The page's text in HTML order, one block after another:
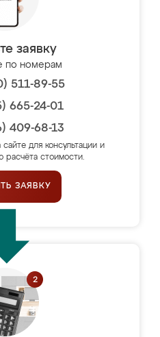
заявку
по номерам
511-89-55
665-24-01
409-68-13
сайте для консультации и
расчёта стоимости.
ЗАЯВКУ